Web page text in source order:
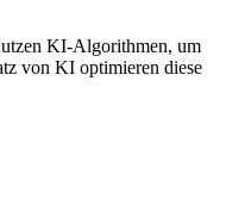
KI-Algorithmen, um
von KI optimieren diese